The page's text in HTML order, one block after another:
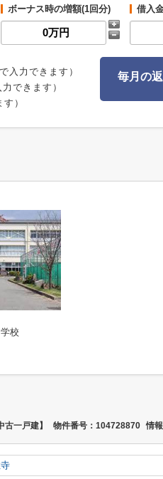
ボーナス時の増額(1回分) 借入
入力できます）
できます）
）
毎月の
校
古一戸建】 物件番号：104728870 情